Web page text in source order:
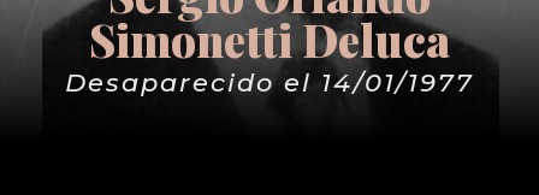
Simonetti Deluca
Desaparecido el 14/01/1977